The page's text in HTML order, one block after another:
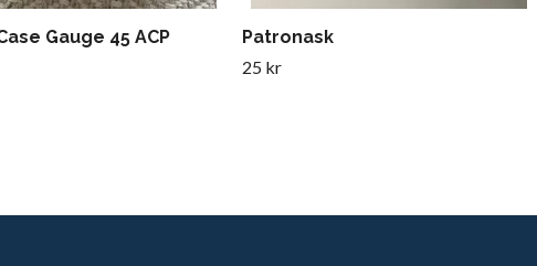
Gauge 45 ACP
Patronask
25 kr